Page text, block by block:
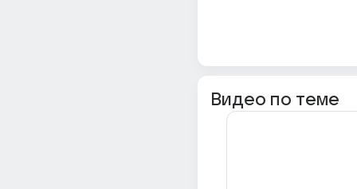
Видео по теме